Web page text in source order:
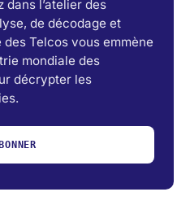
dans l’atelier des
de décodage et
des Telcos vous emmène
mondiale des
décrypter les